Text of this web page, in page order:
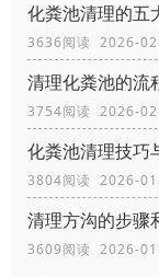
化粪池清理的五
3636阅读 2026-
清理化粪池的流
3754阅读 2026-
化粪池清理技巧
3804阅读 2026-
清理方沟的步骤
3609阅读 2026-